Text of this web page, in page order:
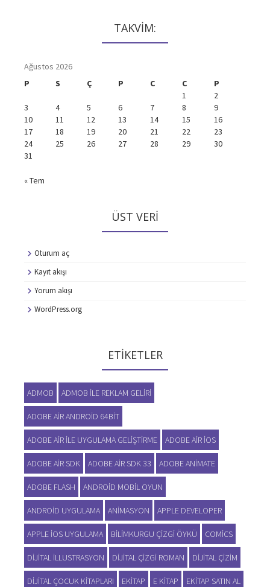
TAKVİM:
Ağustos 2026
P
S Ç P C C
P
1
2
3
4 5 6 7 8
9
10
11 12 13 14 15
16
17
18 19 20 21 22
23
24
25 26 27 28 29
30
31
« Tem
ÜST VERI
Oturum aç
Kayıt akışı
Yorum akışı
WordPress.org
ETIKETLER
ADMOB ADMOB ILE REKLAM GELIRI
ADOBE AIR ANDROID 64BIT
ADOBE AIR ILE UYGULAMA GELIŞTIRME ADOBE AIR IOS
ADOBE AIR SDK ADOBE AIR SDK 33 ADOBE ANIMATE
ADOBE FLASH ANDROID MOBIL OYUN
ANDROID UYGULAMA ANIMASYON APPLE DEVELOPER
APPLE IOS UYGULAMA BILIMKURGU ÇIZGI ÖYKÜ COMICS
DIJITAL ILLUSTRASYON DIJITAL ÇIZGI ROMAN DIJITAL ÇIZIM
DIJITAL ÇOCUK KITAPLARI EKITAP E KITAP EKITAP SATIN AL